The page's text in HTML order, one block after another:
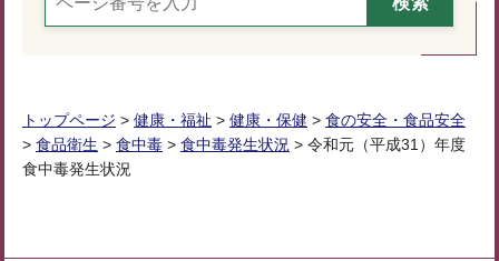
トップページ > 健康・福祉 > 健康・保健 > 食の安全・食品安全
> 食品衛生 > 食中毒 > 食中毒発生状況 > 令和元（平成31）年度
食中毒発生状況